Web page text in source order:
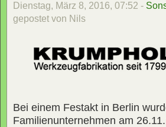
Dienstag, März 8, 2016, 07:52 -
gepostet von Nils
Bei einem Festakt in Berlin
Familienunternehmen am